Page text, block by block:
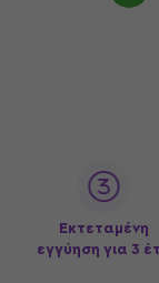
Εκτεταμένη
εγγύηση για 3